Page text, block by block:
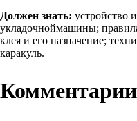
Должен знать: устройство
укладочноймашины;
клея и его назначение;
каракуль.